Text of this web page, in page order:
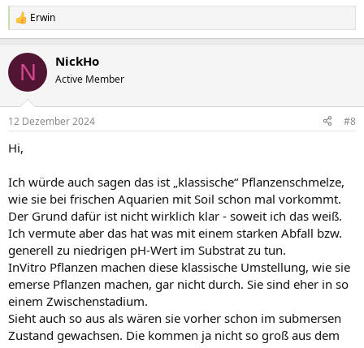
R
e
k
i
e
:
Erwin
N NickHo
Active Member
12 Dezember 2024 #8
Hi,
Ich würde auch sagen das ist „klassische“ Pflanzenschmelze,
wie sie bei frischen Aquarien mit Soil schon mal vorkommt.
Der Grund dafür ist nicht wirklich klar - soweit ich das weiß.
Ich vermute aber das hat was mit einem starken Abfall bzw.
generell zu niedrigen pH-Wert im Substrat zu tun.
InVitro Pflanzen machen diese klassische Umstellung, wie sie
emerse Pflanzen machen, gar nicht durch. Sie sind eher in so
einem Zwischenstadium.
Sieht auch so aus als wären sie vorher schon im submersen
Zustand gewachsen. Die kommen ja nicht so groß aus dem